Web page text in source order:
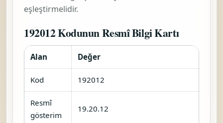
eşleştirmelidir.
192012 Kodunun Resmî Bilgi Kartı
Alan Değer
Kod 192012
Resmî
gösterim
19.20.12